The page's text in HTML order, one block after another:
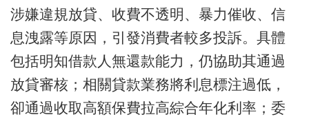
涉嫌違規放貸、收費不透明、暴力催收、信
息洩露等原因，引發消費者較多投訴。具體
包括明知借款人無還款能力，仍協助其通過
放貸審核；相關貸款業務將利息標注過低，
卻通過收取高額保費拉高綜合年化利率；委